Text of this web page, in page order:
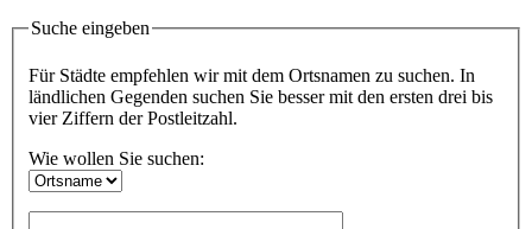
Suche eingeben
Für Städte empfehlen wir mit dem Ortsnamen zu suchen. In
ländlichen Gegenden suchen Sie besser mit den ersten drei bis
vier Ziffern der Postleitzahl.
Wie wollen Sie suchen: